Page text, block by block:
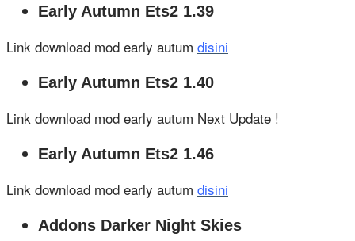
Early Autumn Ets2 1.39
Link download mod early autum disini
Early Autumn Ets2 1.40
Link download mod early autum Next Update !
Early Autumn Ets2 1.46
Link download mod early autum disini
Addons Darker Night Skies